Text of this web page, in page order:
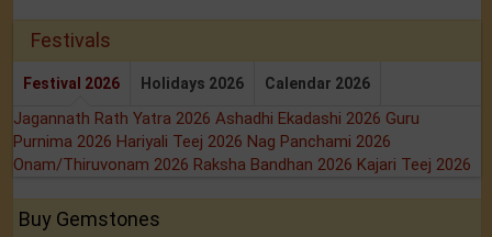
Festivals
Festival 2026 Holidays 2026 Calendar 2026
Jagannath Rath Yatra 2026 Ashadhi Ekadashi 2026 Guru
Purnima 2026 Hariyali Teej 2026 Nag Panchami 2026
Onam/Thiruvonam 2026 Raksha Bandhan 2026 Kajari Teej 2026
Buy Gemstones